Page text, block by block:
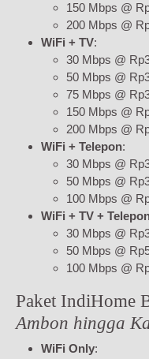
150 Mbps @
200 Mbps @
WiFi + TV:
30 Mbps @
50 Mbps @
75 Mbps @
150 Mbps @
200 Mbps @
WiFi + Telepon:
30 Mbps @
50 Mbps @
100 Mbps @
WiFi + TV +
30 Mbps @
50 Mbps @
100 Mbps @
Paket IndiHome
Ambon hingga
WiFi Only: